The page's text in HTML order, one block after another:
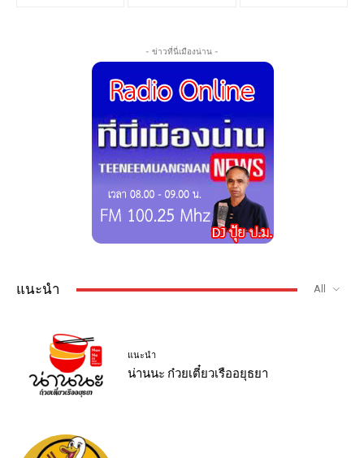
- ข่าวที่นี่เมืองน่าน -
แนะนำ All
แนะนำ
น่านนะ ก๋วยเตี๋ยวเรืออยุธยา